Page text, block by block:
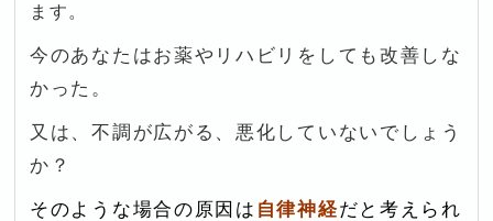
ます。
今のあなたはお薬やリハビリをしても改善しな
かった。
又は、不調が広がる、悪化していないでしょう
か？
そのような場合の原因は 自律神経だと考えられ